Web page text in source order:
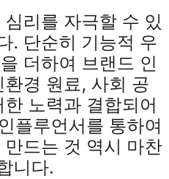
리를 자극할 수 있
. 단순히 기능적 우
더하여 브랜드 인
경 원료, 사회 공
노력과 결합되어
플루언서를 통하여
드는 것 역시 마찬
니다.